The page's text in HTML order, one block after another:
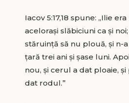
Iacov 5:17,18 spune: „Ilie
acelorași slăbiciuni ca și
stăruință să nu plouă, și n-
țară trei ani și șase luni.
nou, și cerul a dat ploaie,
dat rodul.”